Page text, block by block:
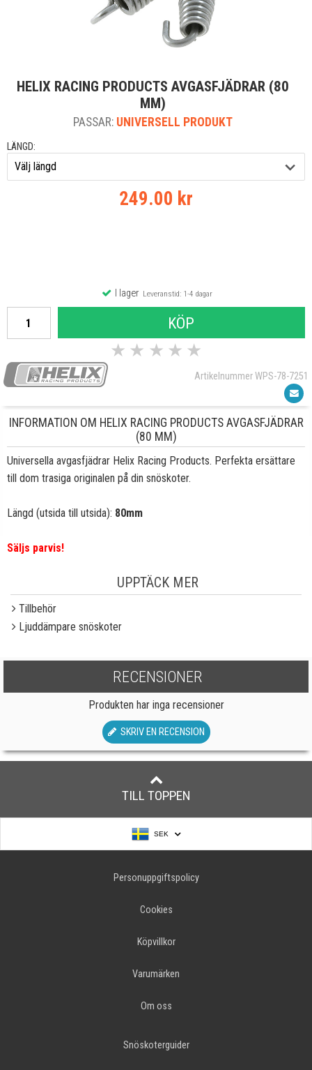
HELIX RACING PRODUCTS AVGASFJÄDRAR (80
MM)
PASSAR: UNIVERSELL PRODUKT
LÄNGD:
249.00 kr
I lagerLeveranstid: 1-4 dagar
KÖP
★ ★ ★ ★ ★
Artikelnummer WPS-78-7251
INFORMATION OM HELIX RACING PRODUCTS AVGASFJÄDRAR
(80 MM)
Universella avgasfjädrar Helix Racing Products. Perfekta ersättare
till dom trasiga originalen på din snöskoter.
Längd (utsida till utsida): 80mm
Säljs parvis!
UPPTÄCK MER
Tillbehör
Ljuddämpare snöskoter
RECENSIONER
Produkten har inga recensioner
SKRIV EN RECENSION
TILL TOPPEN
SEK
Personuppgiftspolicy
Cookies
Köpvillkor
Varumärken
Om oss
Snöskoterguider